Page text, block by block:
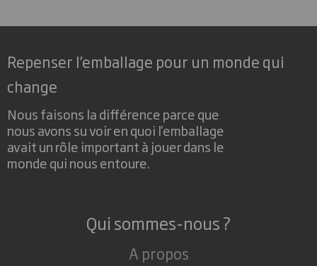
Repenser l’emballage pour un monde qui
change
Nous faisons la différence parce que
nous avons su voir en quoi l'emballage
avait un rôle important à jouer dans le
monde qui nous entoure.
Qui sommes-nous ?
A propos